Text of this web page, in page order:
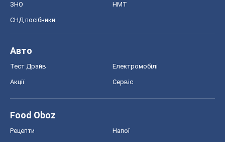
ЗНО НМТ
СНД посібники
Авто
Тест Драйв Електромобілі
Акції Сервіс
Food Oboz
Рецепти Напої